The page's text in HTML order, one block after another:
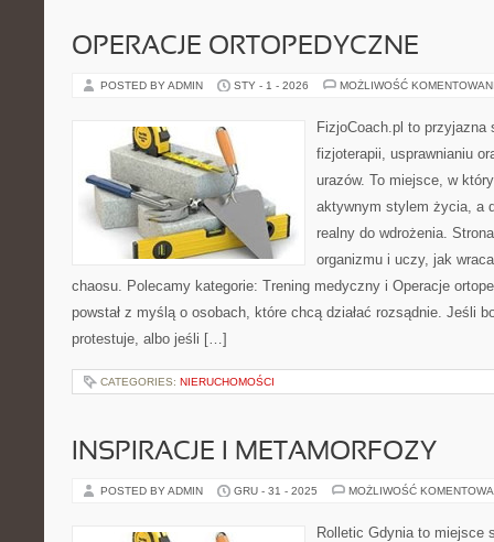
OPERACJE ORTOPEDYCZNE
POSTED BY ADMIN STY - 1 - 2026 MOŻLIWOŚĆ
FizjoCoach.pl to przyjazna
fizjoterapii, usprawnianiu
urazów. To miejsce, w
aktywnym stylem życia, a
realny do wdrożenia.
organizmu i uczy, jak
chaosu. Polecamy kategorie: Trening medyczny i Operacje
powstał z myślą o osobach, które chcą działać rozsądnie. Jeśli
protestuje, albo jeśli […]
CATEGORIES: NIERUCHOMOŚCI
INSPIRACJE I METAMORFOZY
POSTED BY ADMIN GRU - 31 - 2025 MOŻLIWOŚĆ
Rolletic Gdynia to miejsce